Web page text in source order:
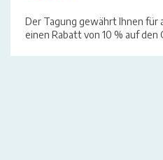
Der Tagung gewährt Ihnen für
einen Rabatt von 10 % auf